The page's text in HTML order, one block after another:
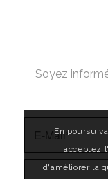
Soyez
En
acceptez
d'améliorer la